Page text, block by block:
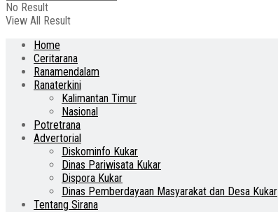
No Result
View All Result
Home
Ceritarana
Ranamendalam
Ranaterkini
Kalimantan Timur
Nasional
Potretrana
Advertorial
Diskominfo Kukar
Dinas Pariwisata Kukar
Dispora Kukar
Dinas Pemberdayaan Masyarakat dan Desa Kukar
Tentang Sirana